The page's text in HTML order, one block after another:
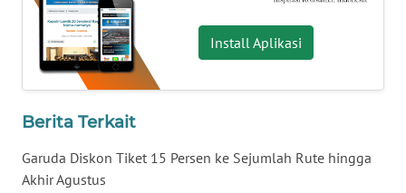
Install Aplikasi
Berita Terkait
Garuda Diskon Tiket 15 Persen ke Sejumlah Rute hingga
Akhir Agustus
WN
BENGKULU
JATENG